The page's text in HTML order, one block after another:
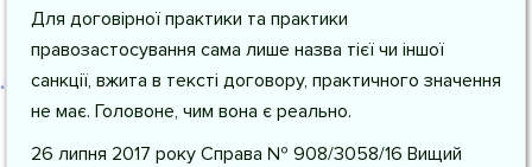
Для договірної практики та практики
правозастосування сама лише назва тієї чи іншої
санкції, вжита в тексті договору, практичного значення
не має. Головоне, чим вона є реально.
26 липня 2017 року Справа № 908/3058/16 Вищий